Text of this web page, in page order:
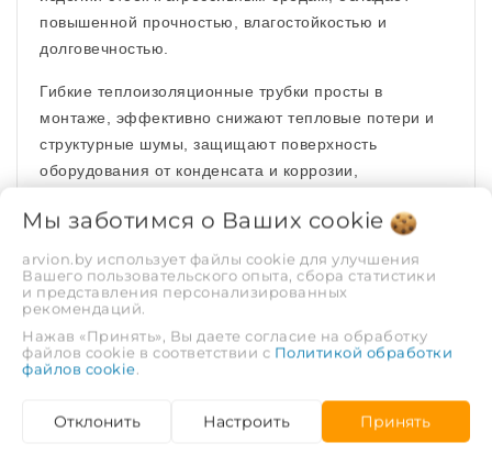
повышенной прочностью, влагостойкостью и
долговечностью.
Гибкие теплоизоляционные трубки просты в
монтаже, эффективно снижают тепловые потери и
структурные шумы, защищают поверхность
оборудования от конденсата и коррозии,
заданного времени. Экологически чистый материал,
безопасен при работе, не требует средств
персональной защиты.
Основные технические
характеристики изоляции
Мы заботимся о Ваших cookie
arvion.by использует файлы cookie для улучшения
Вашего пользовательского опыта, сбора статистики
и представления персонализированных
рекомендаций.
Нажав «Принять», Вы даете согласие на обработку
файлов cookie в соответствии с Политикой обработки
файлов cookie
Отклонить Настроить Принять